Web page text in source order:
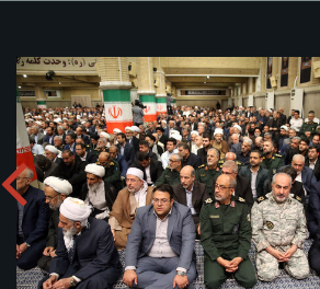
المعظم يُنفّذ ويصادق على رأي الشعب
رئيساً للجمهورية الإسلامية
تحميل الألبوم:zip